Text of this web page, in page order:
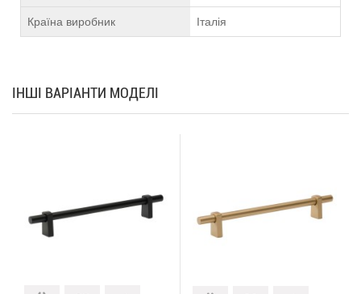
Країна виробник Італія
ІНШІ ВАРІАНТИ МОДЕЛІ